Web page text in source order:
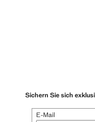
Sichern Sie sich
E-Mail